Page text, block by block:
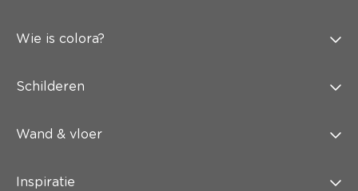
Wie is colora?
Schilderen
Wand & vloer
Inspiratie